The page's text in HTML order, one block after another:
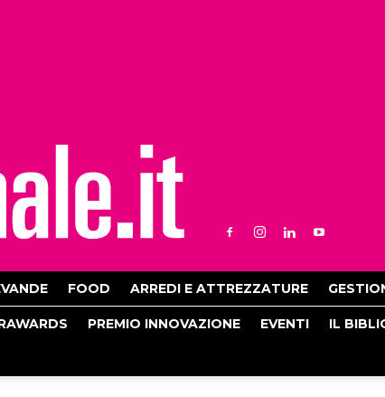
FOOD ARREDI E ATTREZZATURE
PREMIO INNOVAZIONE EVENTI IL